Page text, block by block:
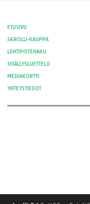
ETUSIVU
SKROLLI-KAUPPA
LEHTIPISTEHAKU
SISÄLLYSLUETTELO
MEDIAKORTTI
YHTEYSTIEDOT